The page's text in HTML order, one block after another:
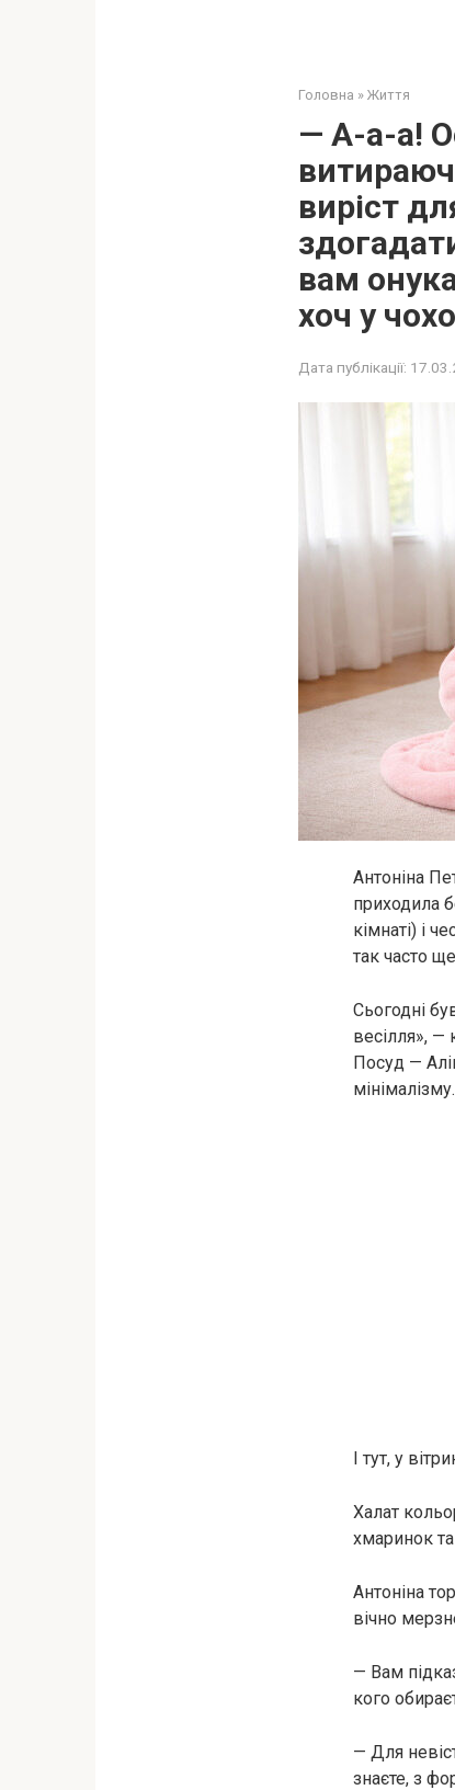
Головна » Життя
— А-а-а!
виріст
вам
хоч у
Дата публікації:
Антоніна
приходила
кімнаті) і
так часто
Сьогодні
весілля», —
Посуд —
мінімалізму.
І тут, у
Халат
хмаринок
Антоніна
вічно
— Вам
кого
— Для
знаєте, з